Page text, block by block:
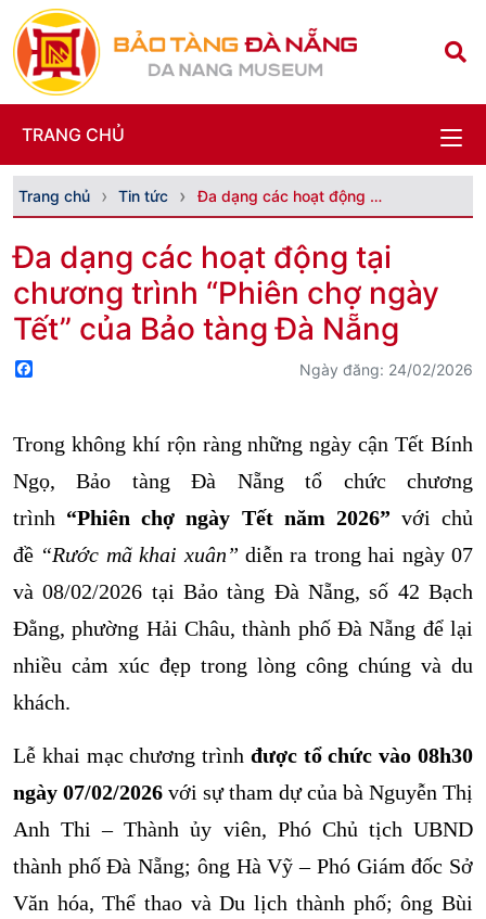
TRANG CHỦ
Trang chủ Tin tức Đa dạng các hoạt động tại chương trình “Phiên chợ...
Đa dạng các hoạt động tại
chương trình “Phiên chợ ngày
Tết” của Bảo tàng Đà Nẵng
Ngày đăng: 24/02/2026
Trong không khí rộn ràng những ngày cận Tết Bính
Ngọ, Bảo tàng Đà Nẵng tổ chức chương
trình “Phiên chợ ngày Tết năm 2026” với chủ
đề “Rước mã khai xuân” diễn ra trong hai ngày 07
và 08/02/2026 tại Bảo tàng Đà Nẵng, số 42 Bạch
Đằng, phường Hải Châu, thành phố Đà Nẵng để lại
nhiều cảm xúc đẹp trong lòng công chúng và du
khách.
Lễ khai mạc chương trình được tổ chức vào 08h30
ngày 07/02/2026 với sự tham dự của bà Nguyễn Thị
Anh Thi – Thành ủy viên, Phó Chủ tịch UBND
thành phố Đà Nẵng; ông Hà Vỹ – Phó Giám đốc Sở
Văn hóa, Thể thao và Du lịch thành phố; ông Bùi